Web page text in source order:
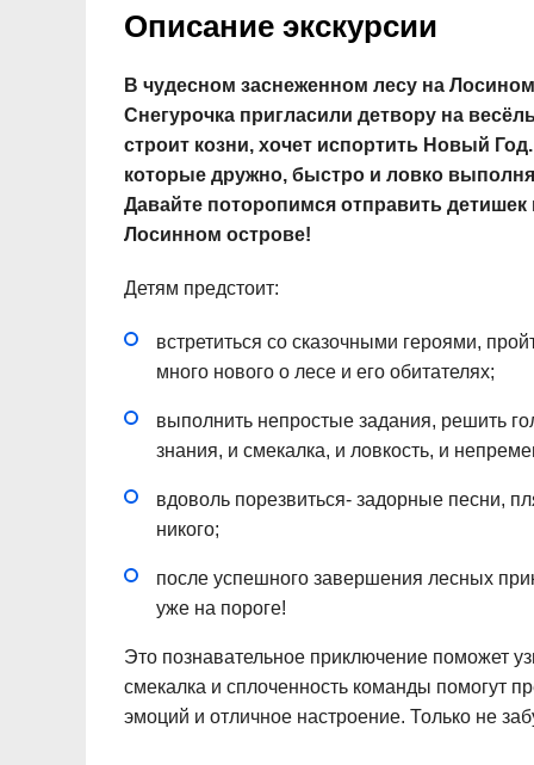
Описание экскурсии
В чудесном заснеженном лесу на
Снегурочка пригласили детвору на
строит козни, хочет испортить Новый
которые дружно, быстро и ловко
Давайте поторопимся отправить
Лосинном острове!
Детям предстоит:
встретиться со сказочными героями,
много нового о лесе и его обитателях;
выполнить непростые задания, решить
знания, и смекалка, и ловкость, и
вдоволь порезвиться- задорные песни,
никого;
после успешного завершения лесных
уже на пороге!
Это познавательное приключение поможет
смекалка и сплоченность команды помогут
эмоций и отличное настроение. Только не